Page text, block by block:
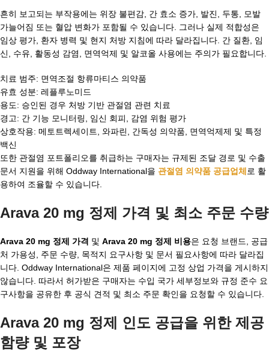
흔히 보고되는 부작용에는 위장 불편감, 간 효소 증가, 발진, 두통, 모발
가늘어짐 또는 혈압 변화가 포함될 수 있습니다. 그러나 실제 적합성은
임상 평가, 환자 병력 및 현지 처방 지침에 따라 달라집니다. 간 질환, 임
신, 수유, 활동성 감염, 면역억제 및 알코올 사용에는 주의가 필요합니다.
치료 범주: 면역조절 항류마티스 의약품
유효 성분: 레플루노미드
용도: 승인된 경우 처방 기반 관절염 관련 치료
경고: 간 기능 모니터링, 임신 회피, 감염 위험 평가
상호작용: 메토트렉세이트, 와파린, 간독성 의약품, 면역억제제 및 특정
백신
또한 관절염 포트폴리오를 취급하는 구매자는 규제된 조달 경로 및 수출
문서 지원을 위해 Oddway International을 관절염 의약품 공급업체 로 활
용하여 조율할 수 있습니다.
Arava 20 mg 정제 가격 및 최소 주문 수량
Arava 20 mg 정제 가격 및 Arava 20 mg 정제 비용은 요청 브랜드, 공급
처 가용성, 주문 수량, 목적지 요구사항 및 문서 필요사항에 따라 달라집
니다. Oddway International은 제품 페이지에 고정 상업 가격을 게시하지
않습니다. 따라서 허가받은 구매자는 수입 국가 세부정보와 규정 준수 요
구사항을 공유한 후 공식 견적 및 최소 주문 확인을 요청할 수 있습니다.
Arava 20 mg 정제 인도 공급을 위한 제공
함량 및 포장